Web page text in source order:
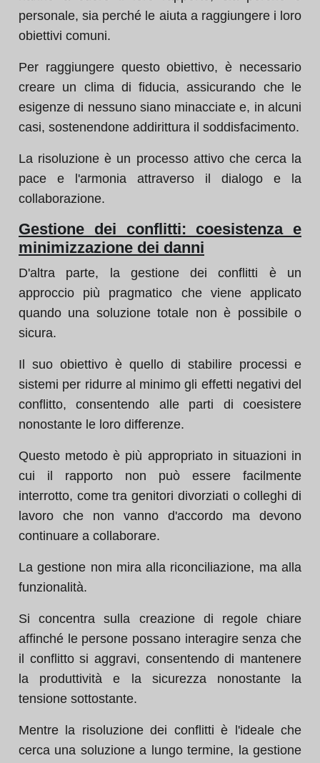
personale, sia perché le aiuta a raggiungere i loro
obiettivi comuni.
Per raggiungere questo obiettivo, è necessario
creare un clima di fiducia, assicurando che le
esigenze di nessuno siano minacciate e, in alcuni
casi, sostenendone addirittura il soddisfacimento.
La risoluzione è un processo attivo che cerca la
pace e l'armonia attraverso il dialogo e la
collaborazione.
Gestione dei conflitti: coesistenza e
minimizzazione dei danni
D'altra parte, la gestione dei conflitti è un
approccio più pragmatico che viene applicato
quando una soluzione totale non è possibile o
sicura.
Il suo obiettivo è quello di stabilire processi e
sistemi per ridurre al minimo gli effetti negativi del
conflitto, consentendo alle parti di coesistere
nonostante le loro differenze.
Questo metodo è più appropriato in situazioni in
cui il rapporto non può essere facilmente
interrotto, come tra genitori divorziati o colleghi di
lavoro che non vanno d'accordo ma devono
continuare a collaborare.
La gestione non mira alla riconciliazione, ma alla
funzionalità.
Si concentra sulla creazione di regole chiare
affinché le persone possano interagire senza che
il conflitto si aggravi, consentendo di mantenere
la produttività e la sicurezza nonostante la
tensione sottostante.
Mentre la risoluzione dei conflitti è l'ideale che
cerca una soluzione a lungo termine, la gestione